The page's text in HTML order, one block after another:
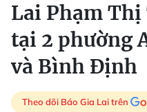
Lai Phạm
tại 2 phường
và Bình Định
Theo dõi Báo Gia Lai trên